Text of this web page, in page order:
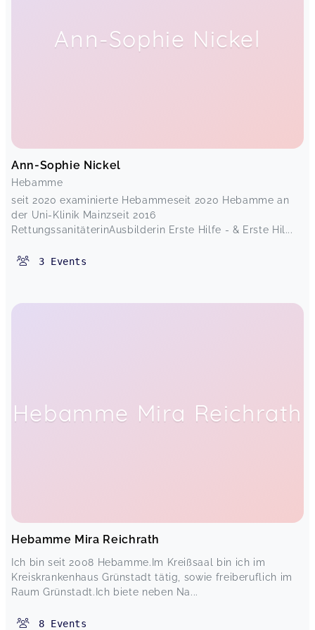
Ann-Sophie Nickel
Ann-Sophie Nickel
Hebamme
seit 2020 examinierte Hebammeseit 2020 Hebamme an
der Uni-Klinik Mainzseit 2016
RettungssanitäterinAusbilderin Erste Hilfe - & Erste Hil...
3 Events
Hebamme Mira Reichrath
Hebamme Mira Reichrath
Ich bin seit 2008 Hebamme.Im Kreißsaal bin ich im
Kreiskrankenhaus Grünstadt tätig, sowie freiberuflich im
Raum Grünstadt.Ich biete neben Na...
8 Events